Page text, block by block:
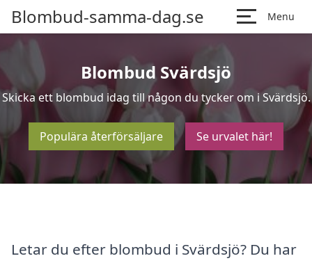
Blombud-samma-dag.se Menu
Blombud Svärdsjö
Skicka ett blombud idag till någon du tycker om i Svärdsjö.
Populära återförsäljare Se urvalet här!
Letar du efter blombud i Svärdsjö? Du har